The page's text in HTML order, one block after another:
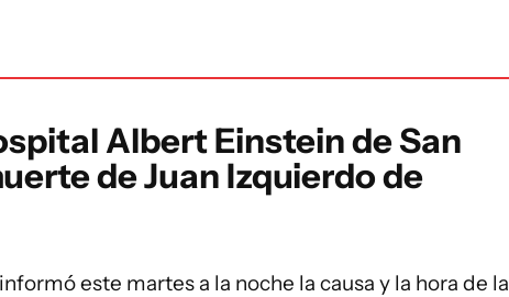
Albert Einstein de San
de Juan Izquierdo de
este martes a la noche la causa y la hora de la